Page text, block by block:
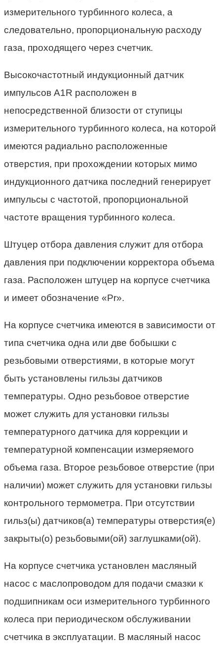
измерительного турбинного колеса, а
следовательно, пропорциональную расходу
газа, проходящего через счетчик.
Высокочастотный индукционный датчик
импульсов A1R расположен в
непосредственной близости от ступицы
измерительного турбинного колеса, на которой
имеются радиально расположенные
отверстия, при прохождении которых мимо
индукционного датчика последний генерирует
импульсы с частотой, пропорциональной
частоте вращения турбинного колеса.
Штуцер отбора давления служит для отбора
давления при подключении корректора объема
газа. Расположен штуцер на корпусе счетчика
и имеет обозначение «Pr».
На корпусе счетчика имеются в зависимости от
типа счетчика одна или две бобышки с
резьбовыми отверстиями, в которые могут
быть установлены гильзы датчиков
температуры. Одно резьбовое отверстие
может служить для установки гильзы
температурного датчика для коррекции и
температурной компенсации измеряемого
объема газа. Второе резьбовое отверстие (при
наличии) может служить для установки гильзы
контрольного термометра. При отсутствии
гильз(ы) датчиков(а) температуры отверстия(е)
закрыты(о) резьбовыми(ой) заглушками(ой).
На корпусе счетчика установлен масляный
насос с маслопроводом для подачи смазки к
подшипникам оси измерительного турбинного
колеса при периодическом обслуживании
счетчика в эксплуатации. В масляный насос